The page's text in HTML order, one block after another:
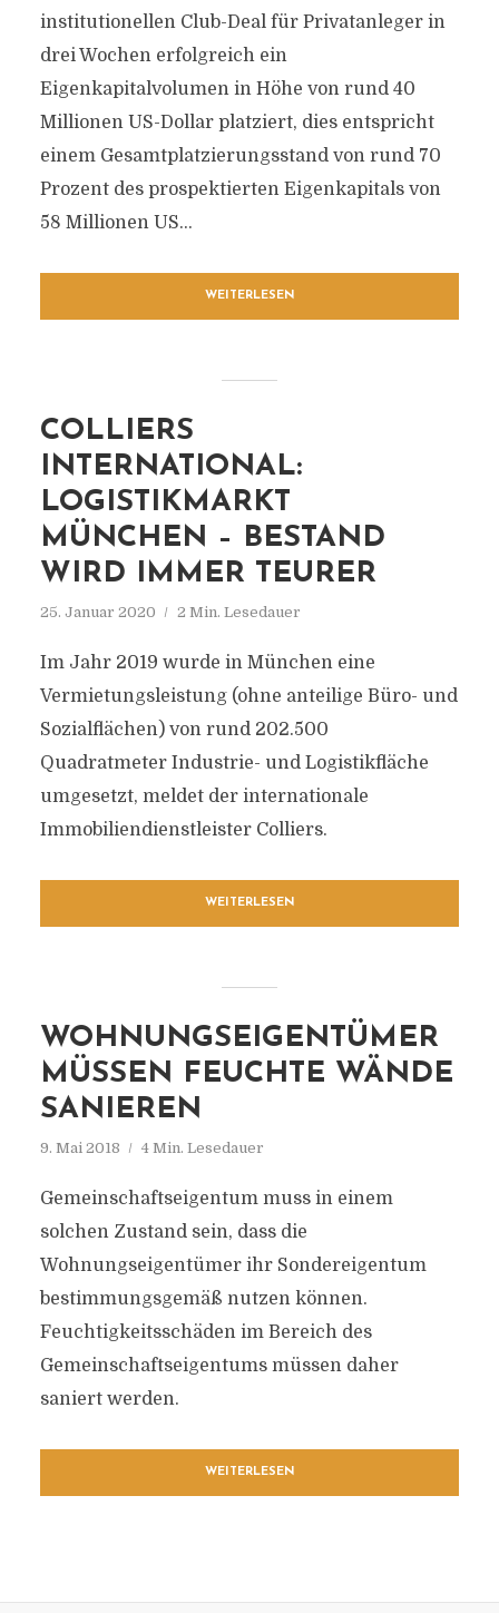
institutionellen Club-Deal für Privatanleger in
drei Wochen erfolgreich ein
Eigenkapitalvolumen in Höhe von rund 40
Millionen US-Dollar platziert, dies entspricht
einem Gesamtplatzierungsstand von rund 70
Prozent des prospektierten Eigenkapitals von
58 Millionen US...
WEITERLESEN
COLLIERS
INTERNATIONAL:
LOGISTIKMARKT
MÜNCHEN – BESTAND
WIRD IMMER TEURER
25. Januar 2020 2 Min. Lesedauer
Im Jahr 2019 wurde in München eine
Vermietungsleistung (ohne anteilige Büro- und
Sozialflächen) von rund 202.500
Quadratmeter Industrie- und Logistikfläche
umgesetzt, meldet der internationale
Immobiliendienstleister Colliers.
WEITERLESEN
WOHNUNGSEIGENTÜMER
MÜSSEN FEUCHTE WÄNDE
SANIEREN
9. Mai 2018 4 Min. Lesedauer
Gemeinschaftseigentum muss in einem
solchen Zustand sein, dass die
Wohnungseigentümer ihr Sondereigentum
bestimmungsgemäß nutzen können.
Feuchtigkeitsschäden im Bereich des
Gemeinschaftseigentums müssen daher
saniert werden.
WEITERLESEN